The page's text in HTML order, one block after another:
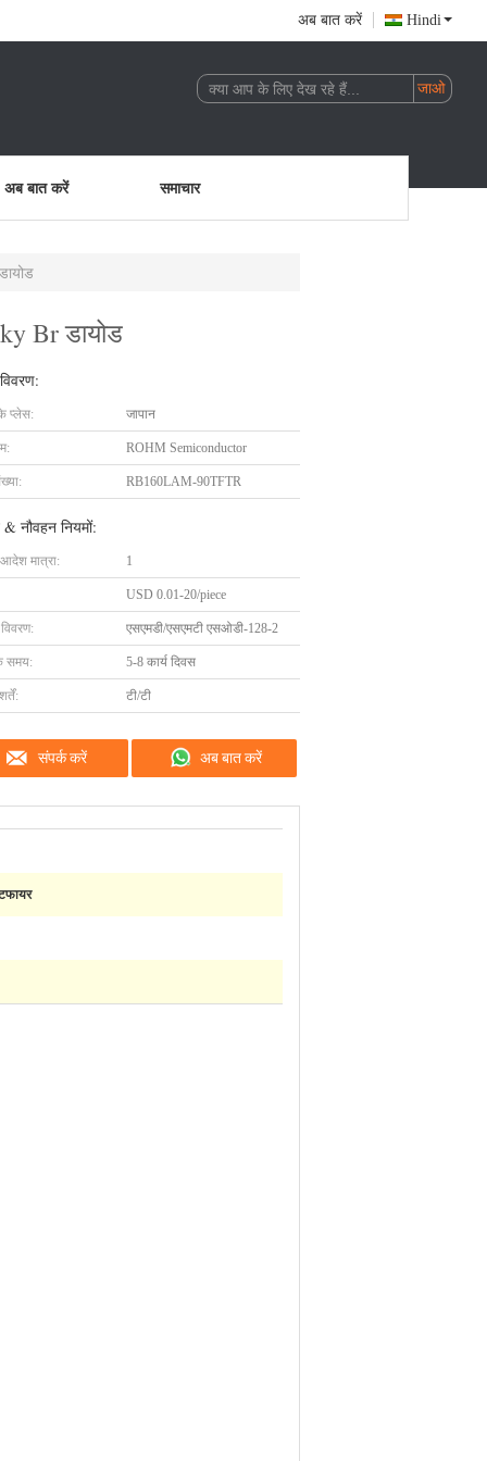
अब बात करें Hindi
अब बात करें समाचार
Br डायोड
प्लेस: जापान
ROHM Semiconductor
RB160LAM-90TFTR
नौवहन नियमों:
मात्रा: 1
USD 0.01-20/piece
एसएमडी/एसएमटी एसओडी-128-2
समय: 5-8 कार्य दिवस
टी/टी
संपर्क करें अब बात करें